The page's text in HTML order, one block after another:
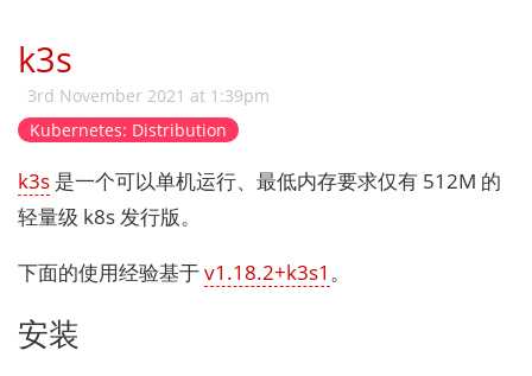
k3s
3rd November 2021 at 1:39pm
Kubernetes: Distribution
k3s 是一个可以单机运行、最低内存要求仅有 512M 的
轻量级 k8s 发行版。
下面的使用经验基于v1.18.2+k3s1 。
安装